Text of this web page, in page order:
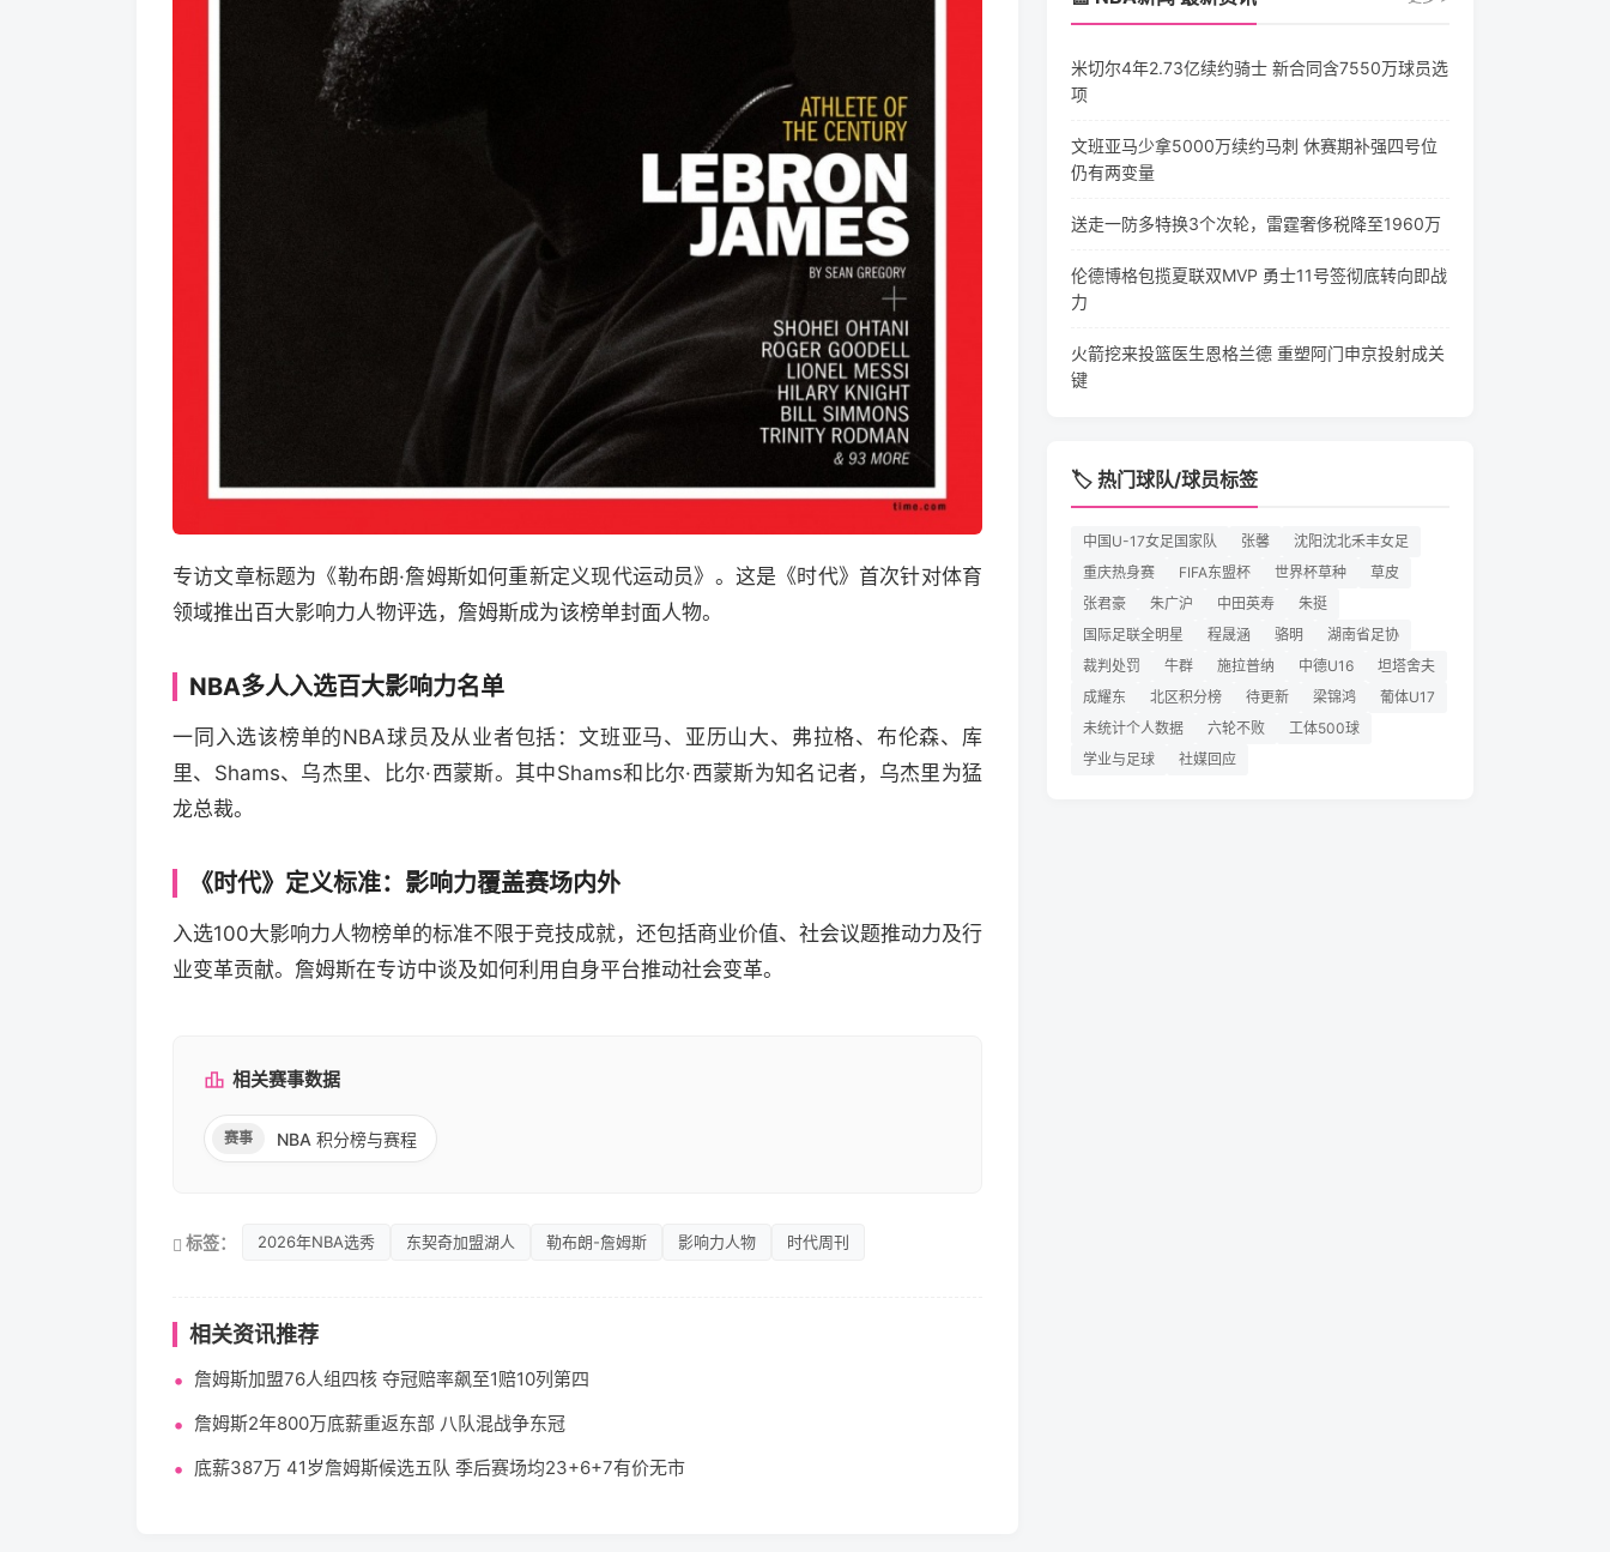
专访文章标题为《勒布朗·詹姆斯如何重新定义现代运动员》。这是《时代》首次针对体育
领域推出百大影响力人物评选，詹姆斯成为该榜单封面人物。
NBA多人入选百大影响力名单
一同入选该榜单的NBA球员及从业者包括：文班亚马、亚历山大、弗拉格、布伦森、库
里、Shams、乌杰里、比尔·西蒙斯。其中Shams和比尔·西蒙斯为知名记者，乌杰里为猛
龙总裁。
《时代》定义标准：影响力覆盖赛场内外
入选100大影响力人物榜单的标准不限于竞技成就，还包括商业价值、社会议题推动力及行
业变革贡献。詹姆斯在专访中谈及如何利用自身平台推动社会变革。
相关赛事数据
赛事 NBA 积分榜与赛程
标签： 2026年NBA选秀 东契奇加盟湖人 勒布朗-詹姆斯 影响力人物 时代周刊
相关资讯推荐
詹姆斯加盟76人组四核 夺冠赔率飙至1赔10列第四
詹姆斯2年800万底薪重返东部 八队混战争东冠
底薪387万 41岁詹姆斯候选五队 季后赛场均23+6+7有价无市
米切尔4年2.73亿续约骑士 新合同含7550万球员选
项
文班亚马少拿5000万续约马刺 休赛期补强四号位
仍有两变量
送走一防多特换3个次轮，雷霆奢侈税降至1960万
伦德博格包揽夏联双MVP 勇士11号签彻底转向即战
力
火箭挖来投篮医生恩格兰德 重塑阿门申京投射成关
键
🏷️ 热门球队/球员标签
中国U-17女足国家队 张馨
沈阳沈北禾丰女足
重庆热身赛
FIFA东盟杯 世界杯草种
草皮
张君豪
朱广沪 中田英寿
朱挺
国际足联全明星
程晟涵 骆明
湖南省足协
裁判处罚
牛群 施拉普纳 中德U16
坦塔舍夫
成耀东
北区积分榜 待更新 梁锦鸿
葡体U17
未统计个人数据
六轮不败
工体500球
学业与足球
社媒回应